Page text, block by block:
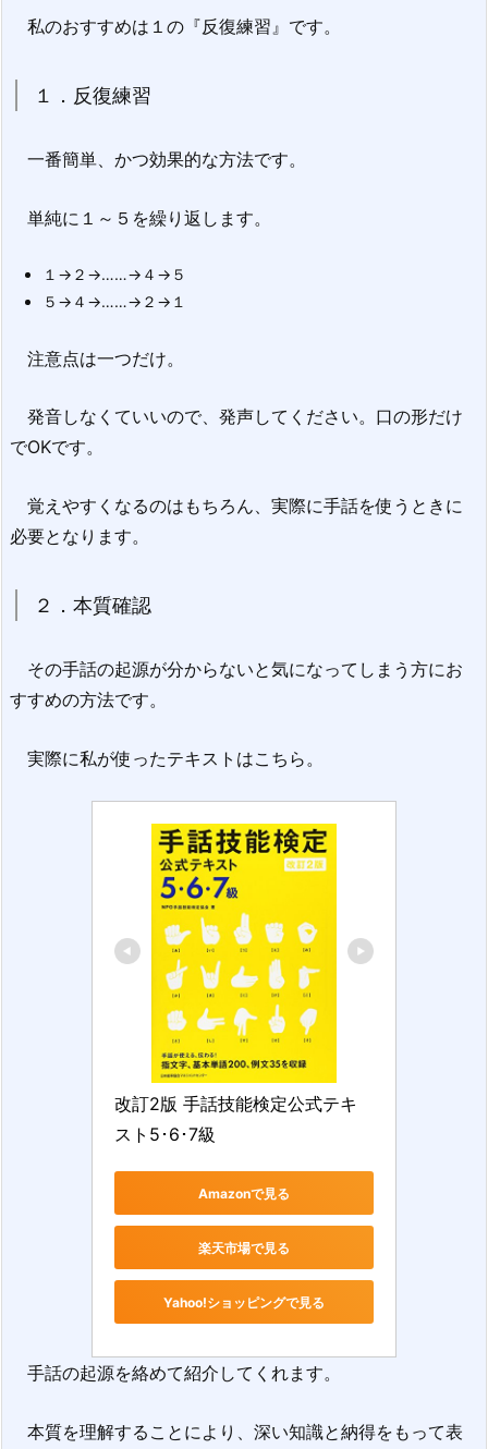
私のおすすめは１の『反復練習』です。
１．反復練習
一番簡単、かつ効果的な方法です。
単純に１～５を繰り返します。
１→２→……→４→５
５→４→……→２→１
注意点は一つだけ。
発音しなくていいので、発声してください。口の形だけ
でOKです。
覚えやすくなるのはもちろん、実際に手話を使うときに
必要となります。
２．本質確認
その手話の起源が分からないと気になってしまう方にお
すすめの方法です。
実際に私が使ったテキストはこちら。
改訂2版 手話技能検定公式テキ
スト5･6･7級
Amazonで見る
楽天市場で見る
Yahoo!ショッピングで見る
手話の起源を絡めて紹介してくれます。
本質を理解することにより、深い知識と納得をもって表